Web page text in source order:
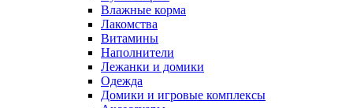
Влажные корма
Лакомства
Витамины
Наполнители
Лежанки и домики
Одежда
Домики и игровые комплексы